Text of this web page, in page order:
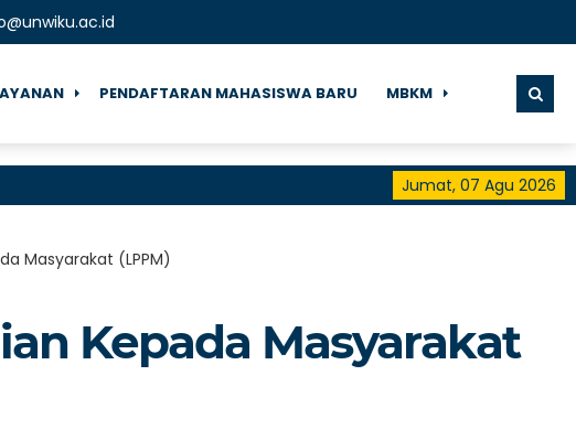
PENDAFTARAN MAHASISWA BARU MBKM
Jumat, 07 Agu 2026
Masyarakat (LPPM)
Kepada Masyarakat